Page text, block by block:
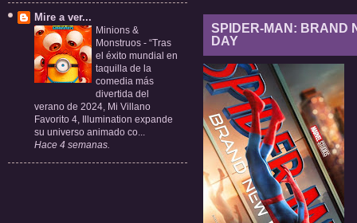
Mire a ver...
Minions &
Monstruos - “Tras
el éxito mundial en
taquilla de la
comedia más
divertida del
verano de 2024, Mi Villano
Favorito 4, Illumination expande
su universo animado co...
Hace 4 semanas.
SPIDER-MAN: BRAND
DAY